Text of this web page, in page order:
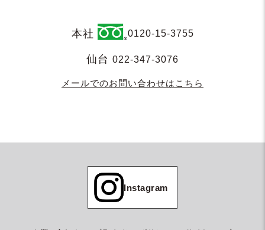
本社 0120-15-3755
仙台 022-347-3076
メールでのお問い合わせはこちら
Instagram